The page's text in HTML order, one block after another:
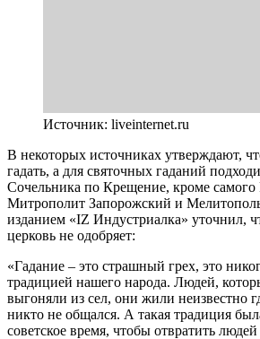
Источник: liveinternet.ru
В некоторых источниках утверждают,
гадать, а для святочных гаданий
Сочельника по Крещение, кроме самого
Митрополит Запорожский и
изданием «IZ Индустриалка» уточнил,
церковь не одобряет:
«Гадание – это страшный грех, это
традицией нашего народа. Людей,
выгоняли из сел, они жили неизвестно
никто не общался. А такая традиция
советское время, чтобы отвратить людей